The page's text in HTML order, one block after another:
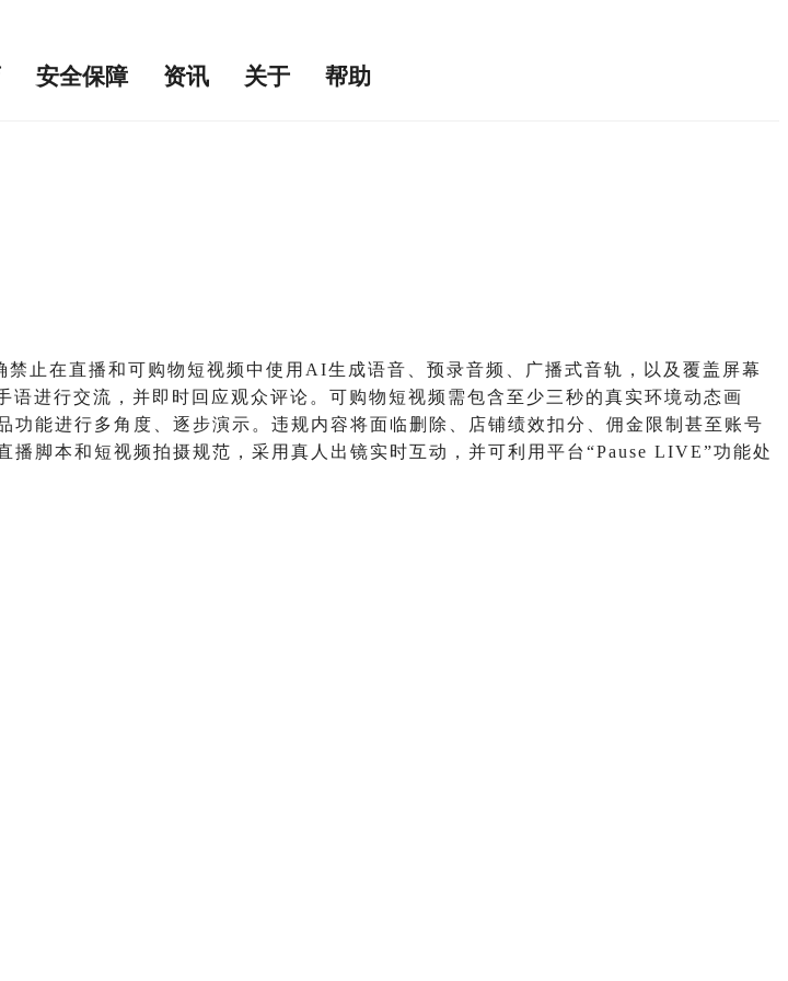
安全保障 资讯 关于 帮助
止在直播和可购物短视频中使用AI生成语音、预录音频、广播式音轨，以及覆盖屏幕
进行交流，并即时回应观众评论。可购物短视频需包含至少三秒的真实环境动态画
能进行多角度、逐步演示。违规内容将面临删除、店铺绩效扣分、佣金限制甚至账号
脚本和短视频拍摄规范，采用真人出镜实时互动，并可利用平台“Pause LIVE”功能处